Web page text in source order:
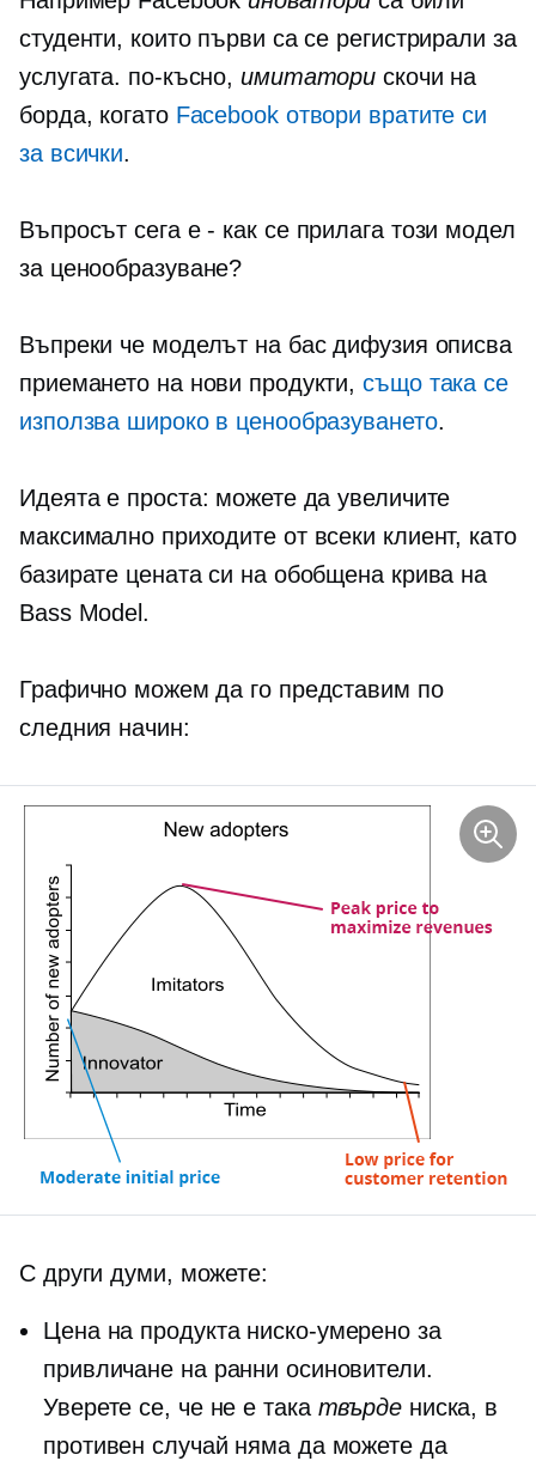
студенти, които първи са се регистрирали за
услугата. по-късно, имитатори скочи на
борда, когато Facebook отвори вратите си
за всички.
Въпросът сега е- как се прилага този модел
за ценообразуване?
Въпреки че моделът на бас дифузия описва
приемането на нови продукти,също така се
използва широко в ценообразуването.
Идеята е проста: можете да увеличите
максимално приходите от всеки клиент, като
базирате цената си на обобщена крива на
Bass Model.
Графично можем да го представим по
следния начин:
С други думи, можете:
Цена на продукта ниско-умерено за
привличане на ранни осиновители.
Уверете се, че не е така твърде ниска, в
противен случай няма да можете да